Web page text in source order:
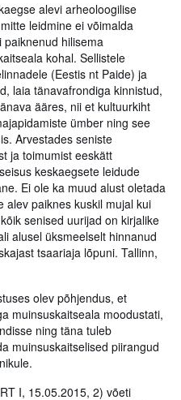
alevi arheoloogilise
leidmine ei võimalda
hilisema
kohal. Sellistele
(Eestis nt Paide) ja
laia tänavafrondiga kinnistud,
ääres, nii et kultuurkiht
ümber ning see
Arvestades seniste
ja toimumist eeskätt
keskaegsete leidude
Ei ole ka muud alust oletada
alev paiknes kuskil mujal kui
senised uurijad on kirjalike
alusel üksmeelselt hinnanud
tsaariaja lõpuni. Tallinn,
olev põhjendus, et
muinsuskaitseala moodustati,
ning täna tuleb
muinsuskaitselised piirangud
I, 15.05.2015, 2) võeti